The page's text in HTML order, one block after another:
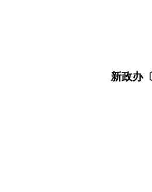
新政办